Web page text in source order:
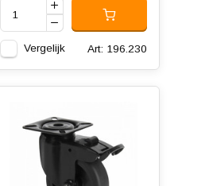
Vergelijk Art: 196.230